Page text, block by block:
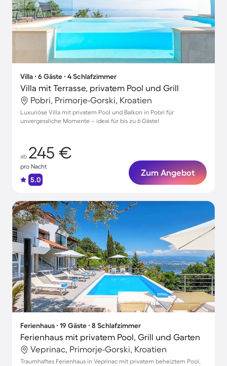
Villa ∙ 6 Gäste ∙ 4 Schlafzimmer
Villa mit Terrasse, privatem Pool und Grill
Pobri, Primorje-Gorski, Kroatien
Luxuriöse Villa mit privatem Pool und Balkon in Pobri für
unvergessliche Momente – ideal für bis zu 6 Gäste!
ab 245 €
pro Nacht
5.0
Zum Angebot
Ferienhaus ∙ 19 Gäste ∙ 8 Schlafzimmer
Ferienhaus mit privatem Pool, Grill und Garten
Veprinac, Primorje-Gorski, Kroatien
Traumhaftes Ferienhaus in Veprinac mit privatem beheiztem Pool,